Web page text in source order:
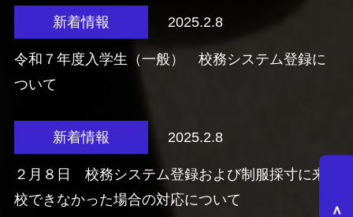
新着情報 2025.2.8
令和７年度入学生（一般） 校務システム登録に
ついて
新着情報 2025.2.8
２月８日 校務システム登録および制服採寸に来
校できなかった場合の対応について